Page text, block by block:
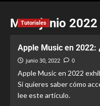
Mes:junio 2022
Tutoriales
Apple Music en 2022:
junio 30, 2022 0
Apple Music en 2022
Si quieres saber cómo
lee este artículo.